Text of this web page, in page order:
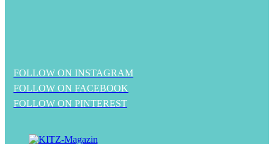
FOLLOW ON INSTAGRAM
FOLLOW ON FACEBOOK
FOLLOW ON PINTEREST